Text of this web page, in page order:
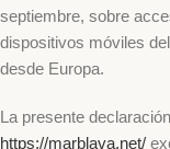
septiembre, sobre
dispositivos móviles
desde Europa.
La presente
https://marblava.net/